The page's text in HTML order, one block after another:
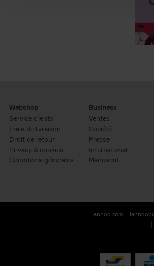
Webshop
Service clients
Frais de livraison
Droit de retour
Privacy & cookies
Conditions générales
Business
Ventes
Société
Presse
International
Manuscrit
lannoo.com